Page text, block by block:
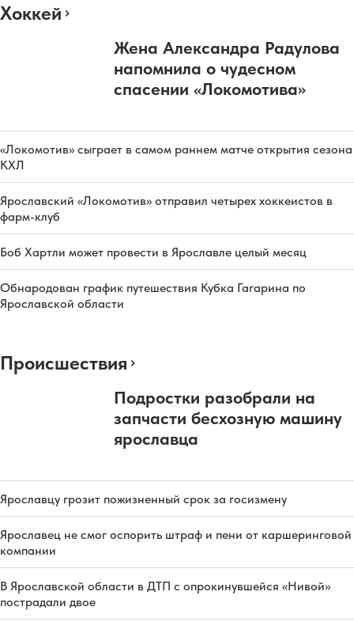
Хоккей
Жена Александра Радулова
напомнила о чудесном
спасении «Локомотива»
«Локомотив» сыграет в самом раннем матче открытия сезона
КХЛ
Ярославский «Локомотив» отправил четырех хоккеистов в
фарм-клуб
Боб Хартли может провести в Ярославле целый месяц
Обнародован график путешествия Кубка Гагарина по
Ярославской области
Происшествия
Подростки разобрали на
запчасти бесхозную машину
ярославца
Ярославцу грозит пожизненный срок за госизмену
Ярославец не смог оспорить штраф и пени от каршеринговой
компании
В Ярославской области в ДТП с опрокинувшейся «Нивой»
пострадали двое